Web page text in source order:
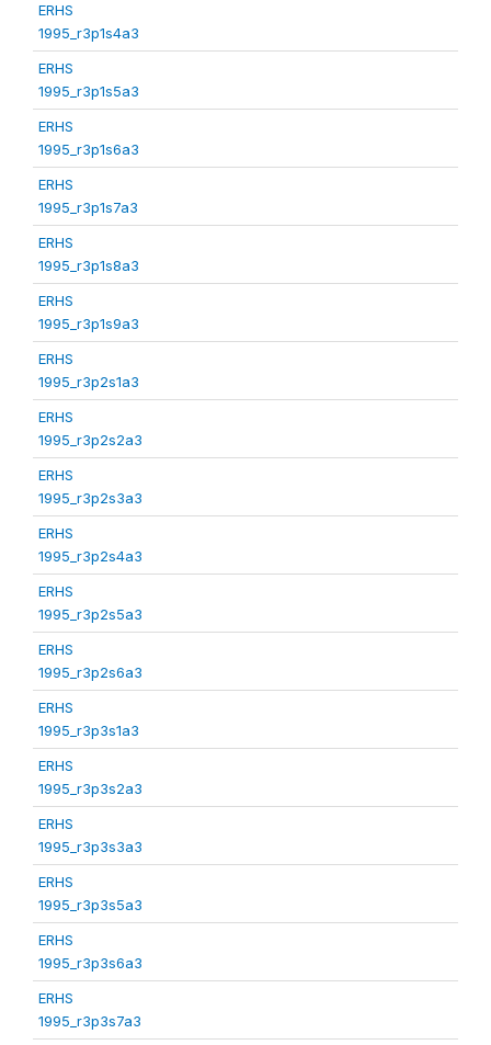
ERHS
1995_r3p1s4a3
ERHS
1995_r3p1s5a3
ERHS
1995_r3p1s6a3
ERHS
1995_r3p1s7a3
ERHS
1995_r3p1s8a3
ERHS
1995_r3p1s9a3
ERHS
1995_r3p2s1a3
ERHS
1995_r3p2s2a3
ERHS
1995_r3p2s3a3
ERHS
1995_r3p2s4a3
ERHS
1995_r3p2s5a3
ERHS
1995_r3p2s6a3
ERHS
1995_r3p3s1a3
ERHS
1995_r3p3s2a3
ERHS
1995_r3p3s3a3
ERHS
1995_r3p3s5a3
ERHS
1995_r3p3s6a3
ERHS
1995_r3p3s7a3